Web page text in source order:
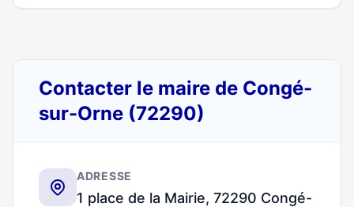
Contacter le maire de Congé-
sur-Orne (72290)
ADRESSE
1 place de la Mairie, 72290 Congé-